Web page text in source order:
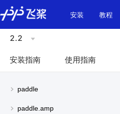
\u200E
安装
教程
2.2
安装指南 使用指南
paddle
paddle.amp